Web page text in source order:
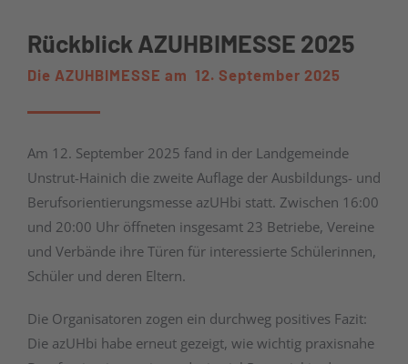
Rückblick AZUHBIMESSE 2025
Die AZUHBIMESSE am 12. September 2025
Am 12. September 2025 fand in der Landgemeinde
Unstrut-Hainich die zweite Auflage der Ausbildungs- und
Berufsorientierungsmesse azUHbi statt. Zwischen 16:00
und 20:00 Uhr öffneten insgesamt 23 Betriebe, Vereine
und Verbände ihre Türen für interessierte Schülerinnen,
Schüler und deren Eltern.
Die Organisatoren zogen ein durchweg positives Fazit:
Die azUHbi habe erneut gezeigt, wie wichtig praxisnahe